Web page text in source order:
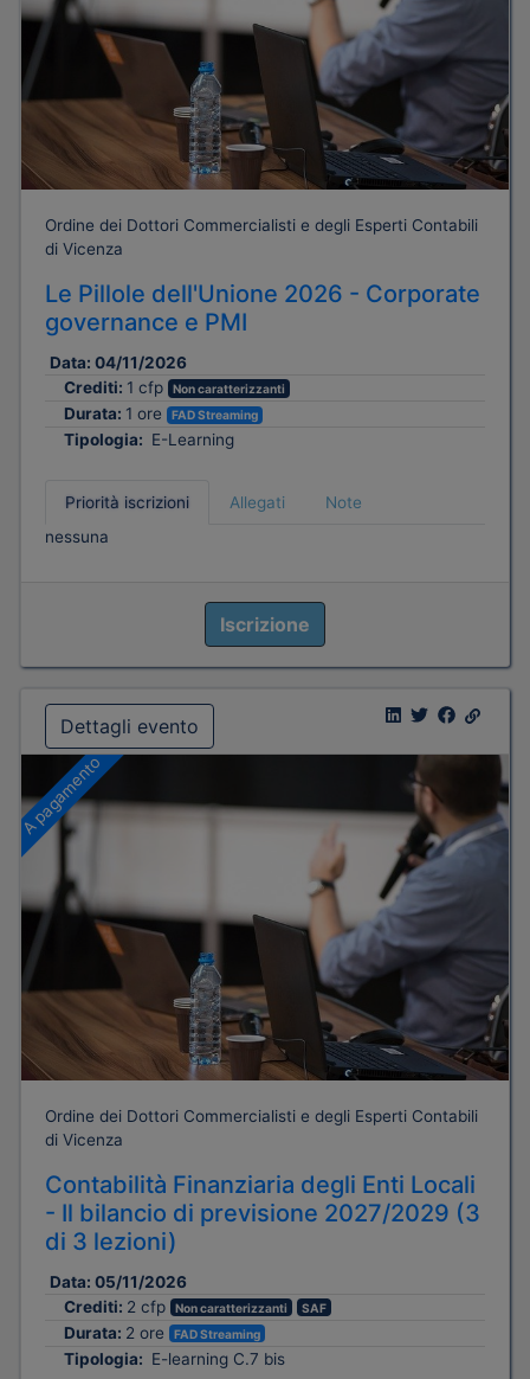
Ordine dei Dottori Commercialisti e degli Esperti Contabili
di Vicenza
Le Pillole dell'Unione 2026 - Corporate
governance e PMI
Data: 04/11/2026
Crediti: 1 cfp Non caratterizzanti
Durata: 1 ore FAD Streaming
Tipologia: E-Learning
Priorità iscrizioni Allegati
Note
nessuna
Iscrizione
Dettagli evento
A pagamento
Ordine dei Dottori Commercialisti e degli Esperti Contabili
di Vicenza
Contabilità Finanziaria degli Enti Locali
- Il bilancio di previsione 2027/2029 (3
di 3 lezioni)
Data: 05/11/2026
Crediti: 2 cfp Non caratterizzanti SAF
Durata: 2 ore FAD Streaming
Tipologia: E-learning C.7 bis